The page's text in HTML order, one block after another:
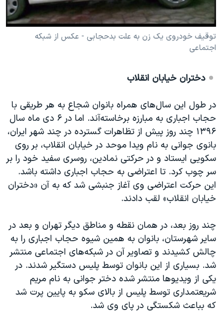
توقیف خودروی یک زن به علت بدحجابی - عکس از شبکه
اجتماعی
دختران خیابان انقلاب
در طول این سال‌های همراه بانوان شجاع به هر طریقی با
حجاب اجباری به مبارزه برخاسته‌آند. اما در ۶ دی ماه سال
۱۳۹۶ چند روز پیش از تظاهرات گسترده در چند شهر ایران،
بانوی جوانی به نام ویدا موحد در خیابان انقلاب، بر روی
سکویی ایستاد و در حرکتی نمادین، روسری سفید خود را بر
سر چوب کرد. تا اعتراضی به حجاب اجباری داشته باشد.
این حرکت اعتراضی وی آغاز جنبشی شد که به آن «دختران
خیابان انقلاب» لقب دادند.
چند روز بعد، در همان نقطه و مناطق دیگر تهران و بعد در
سایر شهرستان، بانوان به همین شیوه حجاب اجباری را به
چالش کشیدند و تصاویر آن در شبکه‌های اجتماعی منتشر
شد. بسیاری از این بانوان توسط پلیس دستگیر شدند. در
یکی از ویدیوها منتشر شده دختر جوانی به نام مریم
شریعتمداری توسط پلیس از بالای سکو به پایین پرت شد
که بباعث شکستگی در پای وی شد.